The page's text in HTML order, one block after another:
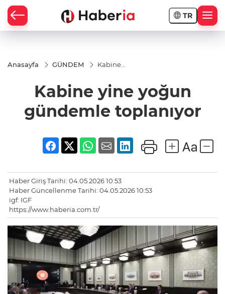
TR
Anasayfa GÜNDEM
Kabine
gündemle
toplanıyor
Kabine yine yoğun
gündemle toplanıyor
Haber Giriş Tarihi: 04.05.2026 10:53
Haber Güncellenme Tarihi: 04.05.2026 10:53
igf: IGF
https://www.haberia.com.tr/